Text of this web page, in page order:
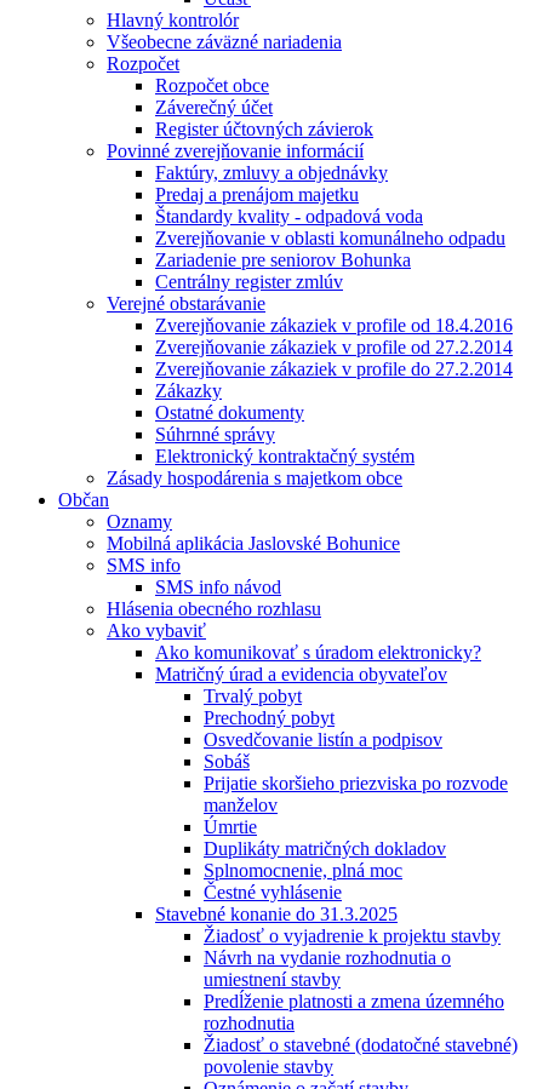
Hlavný kontrolór
Všeobecne záväzné nariadenia
Rozpočet
Rozpočet obce
Záverečný účet
Register účtovných závierok
Povinné zverejňovanie informácií
Faktúry, zmluvy a objednávky
Predaj a prenájom majetku
Štandardy kvality - odpadová voda
Zverejňovanie v oblasti komunálneho odpadu
Zariadenie pre seniorov Bohunka
Centrálny register zmlúv
Verejné obstarávanie
Zverejňovanie zákaziek v profile od 18.4.2016
Zverejňovanie zákaziek v profile od 27.2.2014
Zverejňovanie zákaziek v profile do 27.2.2014
Zákazky
Ostatné dokumenty
Súhrnné správy
Elektronický kontraktačný systém
Zásady hospodárenia s majetkom obce
Občan
Oznamy
Mobilná aplikácia Jaslovské Bohunice
SMS info
SMS info návod
Hlásenia obecného rozhlasu
Ako vybaviť
Ako komunikovať s úradom elektronicky?
Matričný úrad a evidencia obyvateľov
Trvalý pobyt
Prechodný pobyt
Osvedčovanie listín a podpisov
Sobáš
Prijatie skoršieho priezviska po rozvode
manželov
Úmrtie
Duplikáty matričných dokladov
Splnomocnenie, plná moc
Čestné vyhlásenie
Stavebné konanie do 31.3.2025
Žiadosť o vyjadrenie k projektu stavby
Návrh na vydanie rozhodnutia o
umiestnení stavby
Predĺženie platnosti a zmena územného
rozhodnutia
Žiadosť o stavebné (dodatočné stavebné)
povolenie stavby